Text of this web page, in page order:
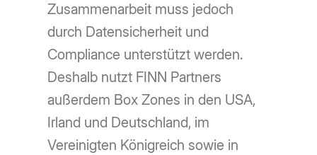
Zusammenarbeit muss jedoch
durch Datensicherheit und
Compliance unterstützt werden.
Deshalb nutzt FINN Partners
außerdem Box Zones in den USA,
Irland und Deutschland, im
Vereinigten Königreich sowie in